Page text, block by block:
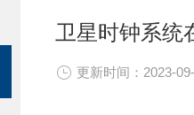
卫星时钟系统
更新时间：2023-